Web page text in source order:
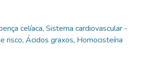
celíaca, Sistema cardiovascular -
risco, Ácidos graxos, Homocisteína